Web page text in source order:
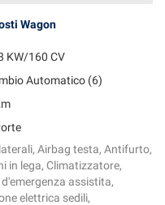
Wagon
KW/160 CV
Automatico (6)
Airbag testa, Antifurto,
in lega, Climatizzatore,
d'emergenza assistita,
elettrica sedili,